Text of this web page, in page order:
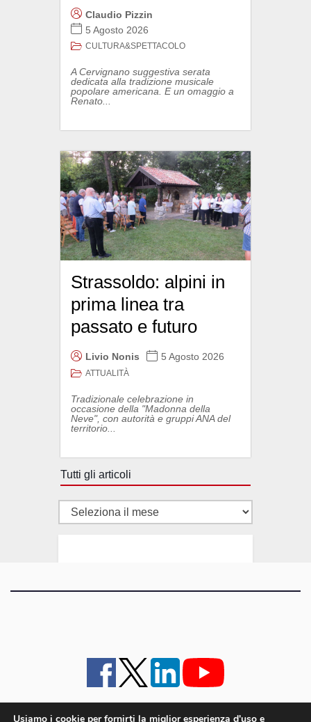
Claudio Pizzin
5 Agosto 2026
CULTURA&SPETTACOLO
A Cervignano suggestiva serata
dedicata alla tradizione musicale
popolare americana. E un omaggio a
Renato...
Strassoldo: alpini in
prima linea tra
passato e futuro
Livio Nonis 5 Agosto 2026
ATTUALITÀ
Tradizionale celebrazione in
occasione della "Madonna della
Neve", con autorità e gruppi ANA del
territorio...
Tutti gli articoli
Tutti
Usiamo i cookie per fornirti la miglior esperienza d'uso e